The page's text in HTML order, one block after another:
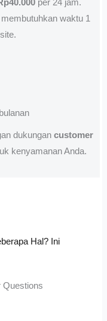
per 24 jam.
waktu 1
dukungan customer
kenyamanan Anda.
Hal? Ini
Questions